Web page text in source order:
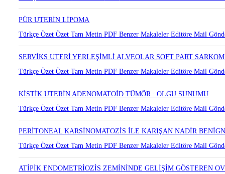
OLGU SUNUMU: GESTASYONEL TROFOBLASTİK
Türkçe ÖzetÖzetTam Metin
PÜR UTERİN LİPOMA
Türkçe ÖzetÖzetTam MetinPDFBenzer MakalelerEditöre Mail
SERVİKS UTERİ YERLEŞİMLİ ALVEOLAR SOFT PART
Türkçe ÖzetÖzetTam MetinPDFBenzer MakalelerEditöre Mail
KİSTİK UTERİN ADENOMATOİD TÜMÖR : OLGU SUNUMU
Türkçe ÖzetÖzetTam MetinPDFBenzer MakalelerEditöre Mail
PERİTONEAL KARSİNOMATOZİS İLE KARIŞAN NADİR
Türkçe ÖzetÖzetTam MetinPDFBenzer MakalelerEditöre Mail